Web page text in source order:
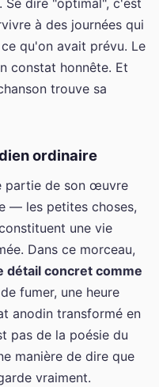
à des journées qui
qu'on avait prévu. Le
constat honnête. Et
trouve sa
ordinaire
partie de son œuvre
— les petites choses,
une vie
Dans ce morceau,
détail concret comme
fumer, une heure
anodin transformé en
pas de la poésie du
manière de dire que
vraiment.